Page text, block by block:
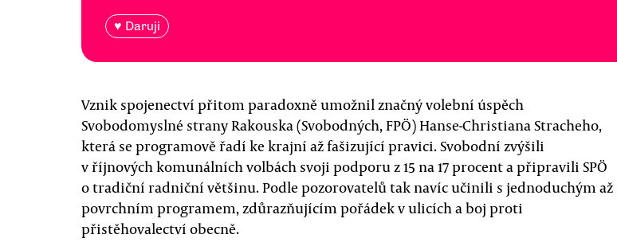
♥ Daruji
Vznik spojenectví přitom paradoxně umožnil značný volební úspěch
Svobodomyslné strany Rakouska (Svobodných, FPÖ) Hanse-Christiana Stracheho,
která se programově řadí ke krajní až fašizující pravici. Svobodní zvýšili
v říjnových komunálních volbách svoji podporu z 15 na 17 procent a připravili SPÖ
o tradiční radniční většinu. Podle pozorovatelů tak navíc učinili s jednoduchým až
povrchním programem, zdůrazňujícím pořádek v ulicích a boj proti
přistěhovalectví obecně.